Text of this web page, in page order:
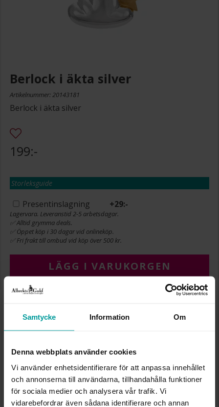
Samtycke Information Om
Denna webbplats använder cookies
Vi använder enhetsidentifierare för att anpassa innehållet
och annonserna till användarna, tillhandahålla funktioner
för sociala medier och analysera vår trafik. Vi
vidarebefordrar även sådana identifierare och annan
Berlock i äkta silver
Artikelnummer: 20143181
Berlock i äkta silver
199:-
Storleksguide
Presentinslagning +29:-
Lagervara. Leveranstid 2-5 arbetsdagar.
✅ Alltid grymma deals.
✅ Öppet köp i 30 dagar vid onlineköp.
✅ Fri frakt till ombud vid köp över 500 kr.
LÄGG I VARUKORGEN
BREDD CA (MM)
VARUMÄRKE
Albrekts Guld
MATERIAL
Silver
Liknande produkter